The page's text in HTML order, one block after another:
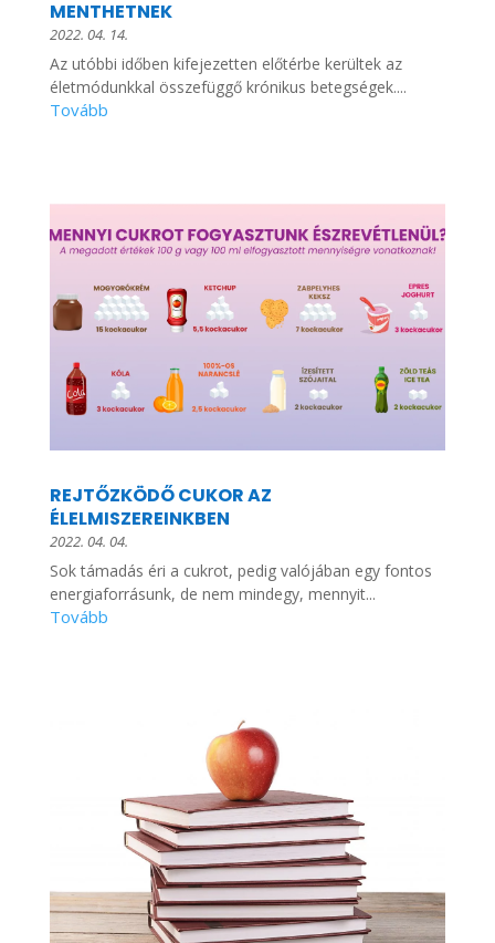
MENTHETNEK
2022. 04. 14.
Az utóbbi időben kifejezetten előtérbe kerültek az
életmódunkkal összefüggő krónikus betegségek....
REJTŐZKÖDŐ CUKOR AZ
ÉLELMISZEREINKBEN
2022. 04. 04.
Sok támadás éri a cukrot, pedig valójában egy fontos
energiaforrásunk, de nem mindegy, mennyit...